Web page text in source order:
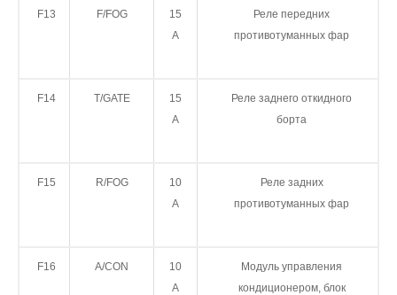
F13 F/FOG
15
А
Реле передних
противотуманных фар
F14 T/GATE
15
А
Реле заднего откидного
борта
F15 R/FOG
10
А
Реле задних
противотуманных фар
F16 A/CON
10
A
Модуль управления
кондиционером, блок